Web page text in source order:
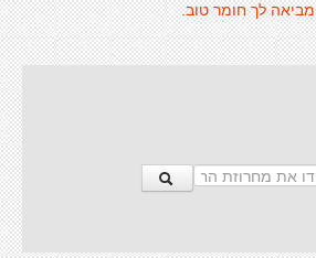
מביאה לך חומר טוב.